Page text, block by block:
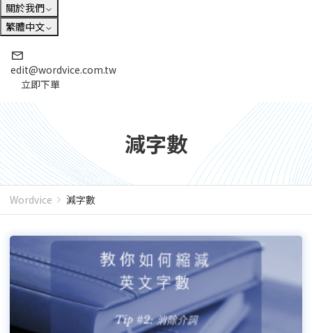
關於我們
繁體中文
edit@wordvice.com.tw
立即下單
減字數
Wordvice 減字數